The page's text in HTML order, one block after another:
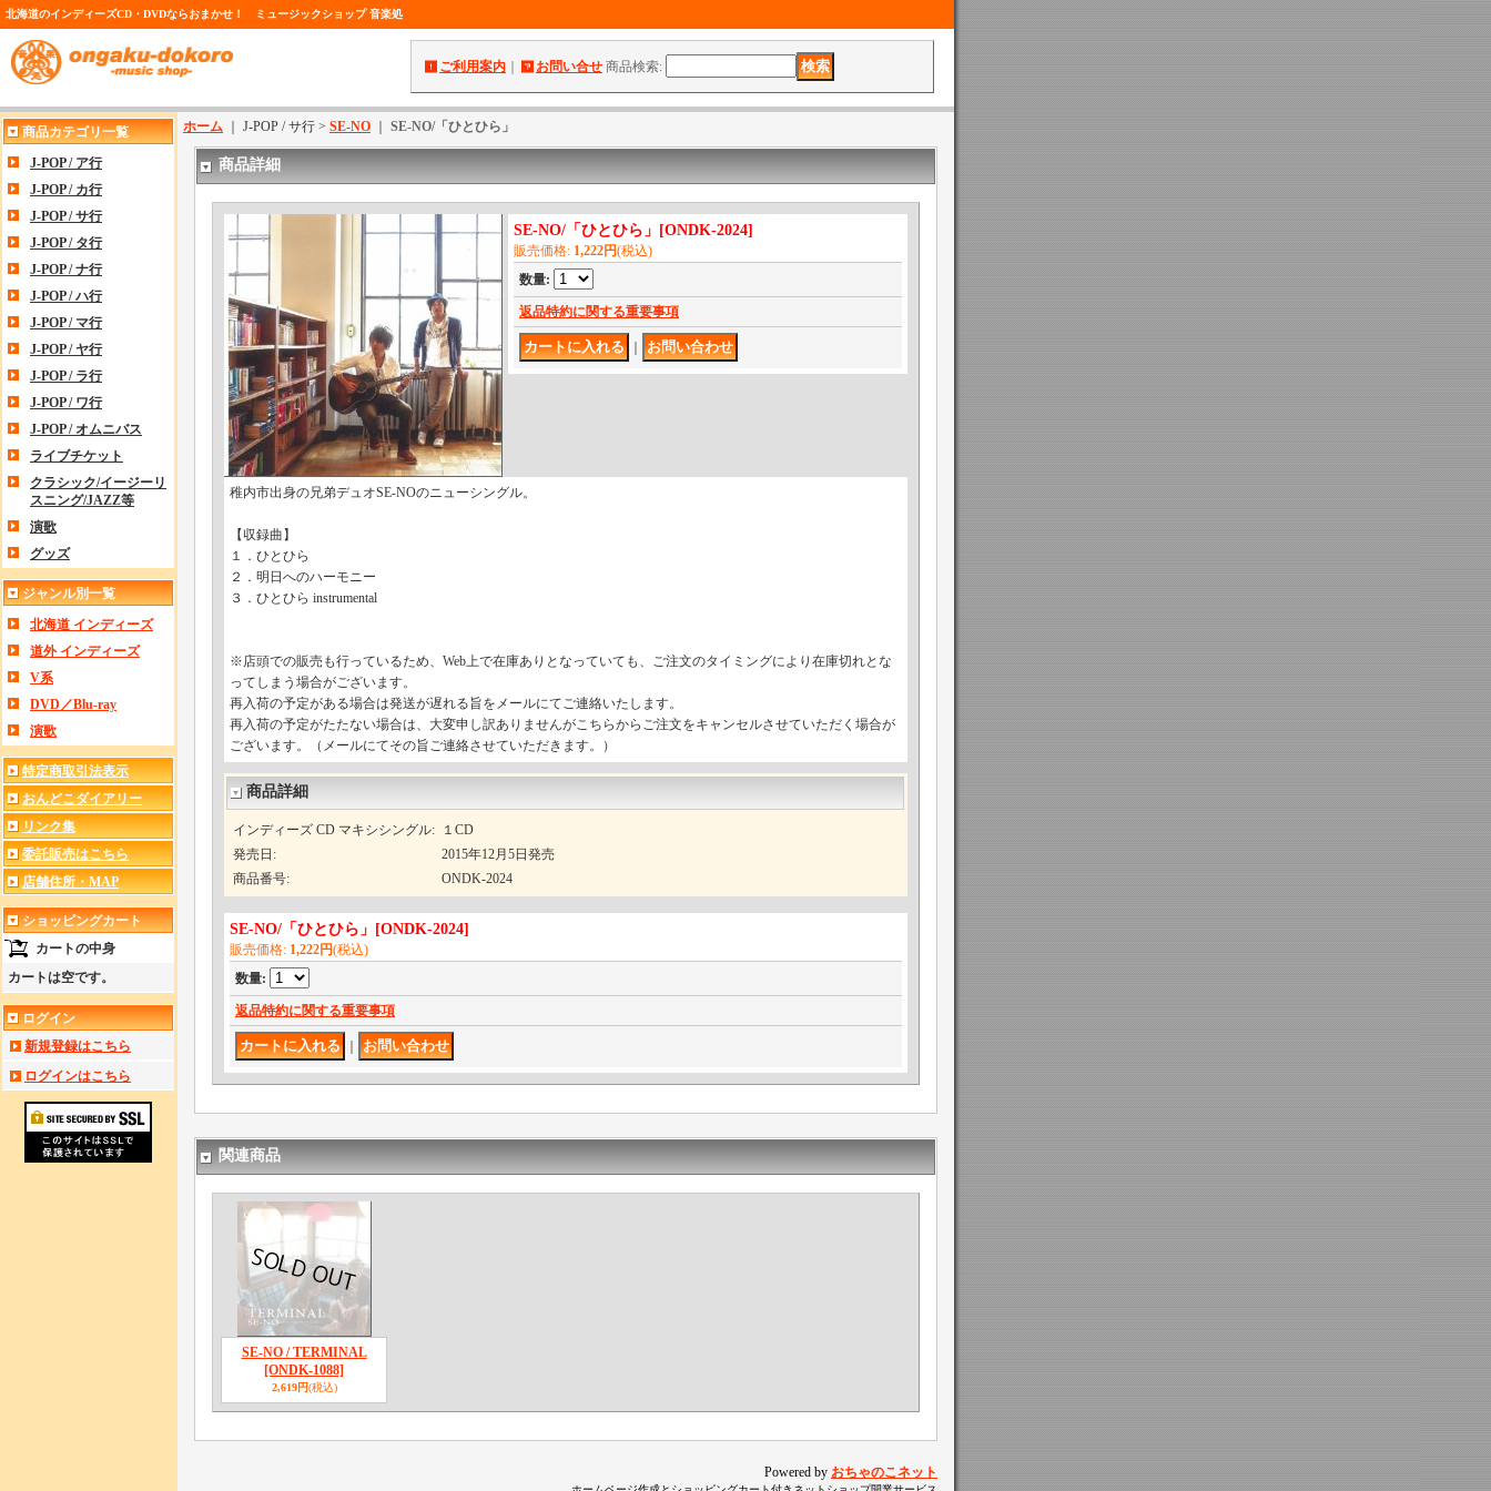
北海道のインディーズCD・DVDならおまかせ！ ミュージックショップ 音楽処
ご利用案内 お問い合せ 商品検索:
商品カテゴリ一覧
J-POP / ア行
J-POP / カ行
J-POP / サ行
J-POP / タ行
J-POP / ナ行
J-POP / ハ行
J-POP / マ行
J-POP / ヤ行
J-POP / ラ行
J-POP / ワ行
J-POP / オムニバス
ライブチケット
クラシック/イージーリ
スニング/JAZZ等
演歌
グッズ
ジャンル別一覧
北海道 インディーズ
道外 インディーズ
V系
DVD／Blu-ray
演歌
特定商取引法表示
おんどこダイアリー
リンク集
委託販売はこちら
店舗住所・MAP
ショッピングカート
カートの中身
カートは空です。
ログイン
新規登録はこちら
ログインはこちら
ホーム ｜ J-POP / サ行 > SE-NO SE-NO/「ひとひら」
商品詳細
SE-NO/「ひとひら」 [ONDK-2024]
販売価格: 1,222円(税込)
数量:
返品特約に関する重要事項
稚内市出身の兄弟デュオSE-NOのニューシングル。
【収録曲】
１．ひとひら
２．明日へのハーモニー
３．ひとひら instrumental
※店頭での販売も行っているため、Web上で在庫ありとなっていても、ご注文のタイミングにより在庫切れとな
ってしまう場合がございます。
再入荷の予定がある場合は発送が遅れる旨をメールにてご連絡いたします。
再入荷の予定がたたない場合は、大変申し訳ありませんがこちらからご注文をキャンセルさせていただく場合が
ございます。（メールにてその旨ご連絡させていただきます。）
商品詳細
インディーズ CD マキシシングル:
１CD
発売日 :
2015年12月5日発売
商品番号: ONDK-2024
SE-NO/「ひとひら」 [ONDK-2024]
販売価格: 1,222円(税込)
数量:
返品特約に関する重要事項
関連商品
SE-NO / TERMINAL
[ONDK-1088]
2,619円(税込)
Powered by おちゃのこネット